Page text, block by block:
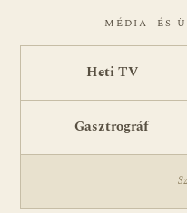
MÉDIA- ÉS
Heti TV
Gasztrográf